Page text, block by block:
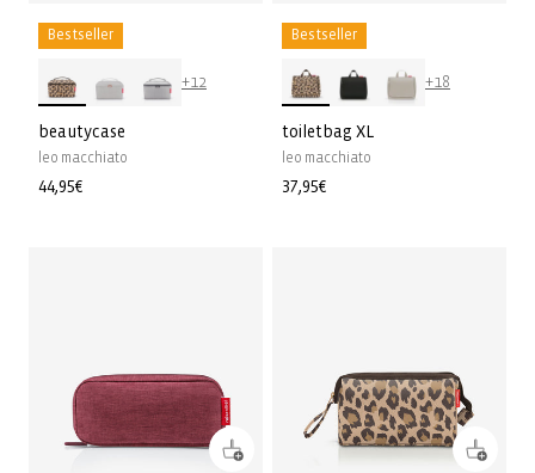
Bestseller
+12
beautycase
leo macchiato
Prix
44,95€
Bestseller
+18
toiletbag XL
leo macchiato
Prix
37,95€